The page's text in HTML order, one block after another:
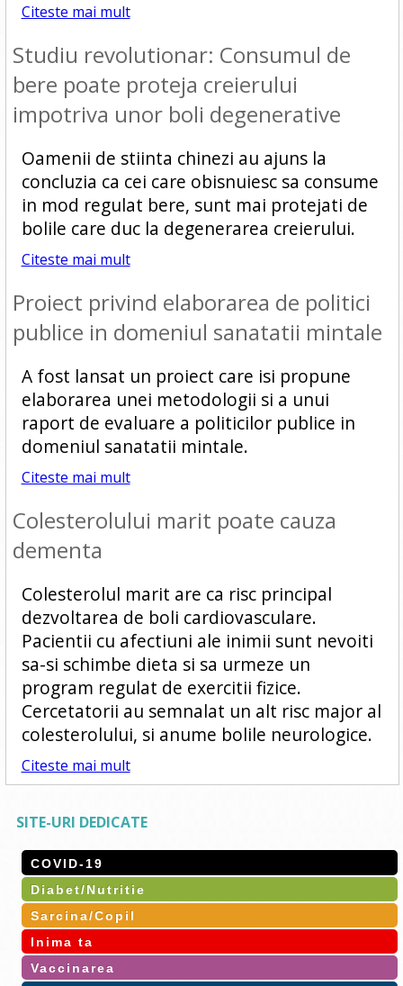
Citeste mai mult
Studiu revolutionar: Consumul de
bere poate proteja creierului
impotriva unor boli degenerative
Oamenii de stiinta chinezi au ajuns la
concluzia ca cei care obisnuiesc sa consume
in mod regulat bere, sunt mai protejati de
bolile care duc la degenerarea creierului.
Citeste mai mult
Proiect privind elaborarea de politici
publice in domeniul sanatatii mintale
A fost lansat un proiect care isi propune
elaborarea unei metodologii si a unui
raport de evaluare a politicilor publice in
domeniul sanatatii mintale.
Citeste mai mult
Colesterolului marit poate cauza
dementa
Colesterolul marit are ca risc principal
dezvoltarea de boli cardiovasculare.
Pacientii cu afectiuni ale inimii sunt nevoiti
sa-si schimbe dieta si sa urmeze un
program regulat de exercitii fizice.
Cercetatorii au semnalat un alt risc major al
colesterolului, si anume bolile neurologice.
Citeste mai mult
SITE-URI DEDICATE
COVID-19
Diabet/Nutritie
Sarcina/Copil
Inima ta
Vaccinarea